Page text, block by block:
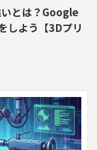
とは？Google
しよう【3Dプリ